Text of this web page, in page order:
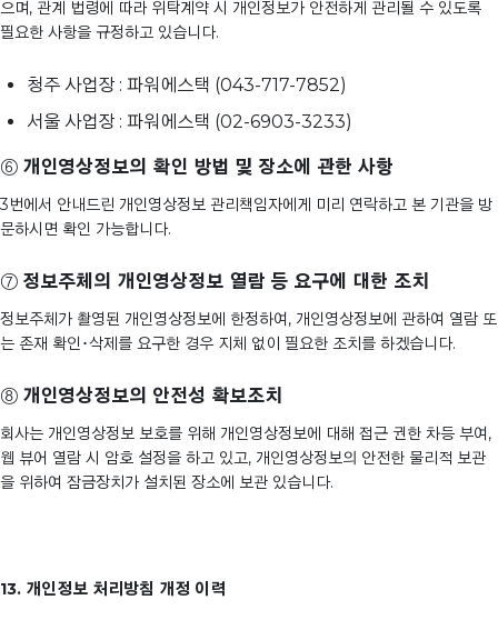
으며, 관계 법령에 따라 위탁계약 시 개인정보가 안전하게 관리될 수 있도록
필요한 사항을 규정하고 있습니다.
청주 사업장 : 파워에스택 (043-717-7852)
서울 사업장 : 파워에스택 (02-6903-3233)
⑥ 개인영상정보의 확인 방법 및 장소에 관한 사항
3번에서 안내드린 개인영상정보 관리책임자에게 미리 연락하고 본 기관을 방
문하시면 확인 가능합니다.
⑦ 정보주체의 개인영상정보 열람 등 요구에 대한 조치
정보주체가 촬영된 개인영상정보에 한정하여, 개인영상정보에 관하여 열람 또
는 존재 확인･삭제를 요구한 경우 지체 없이 필요한 조치를 하겠습니다.
⑧ 개인영상정보의 안전성 확보조치
회사는 개인영상정보 보호를 위해 개인영상정보에 대해 접근 권한 차등 부여,
웹 뷰어 열람 시 암호 설정을 하고 있고, 개인영상정보의 안전한 물리적 보관
을 위하여 잠금장치가 설치된 장소에 보관 있습니다.
13. 개인정보 처리방침 개정 이력